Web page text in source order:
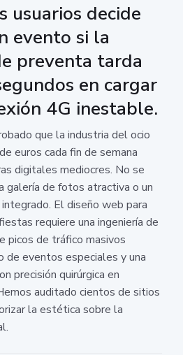
usuarios decide
evento si la
preventa tarda
en cargar
4G inestable.
que la industria del ocio
euros cada fin de semana
digitales mediocres. No se
galería de fotos atractiva o un
El diseño web para
requiere una ingeniería de
picos de tráfico masivos
de eventos especiales y una
precisión quirúrgica en
auditado cientos de sitios
la estética sobre la